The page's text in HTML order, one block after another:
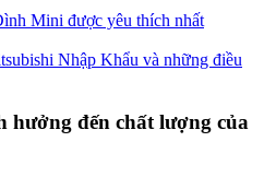
Mini được yêu thích nhất
Nhập Khẩu và những điều
hưởng đến chất lượng của